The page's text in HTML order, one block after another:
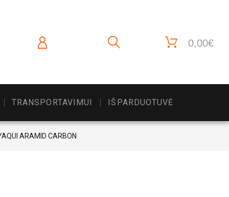
0,00€
TRANSPORTAVIMUI IŠPARDUOTUVĖ
ARAMID CARBON